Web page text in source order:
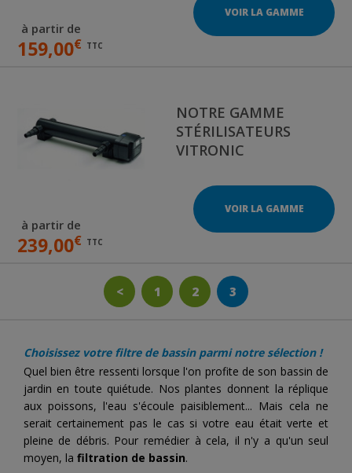
Choisissez votre filtre de bassin parmi notre sélection !
Quel bien être ressenti lorsque l'on profite de son bassin de
jardin en toute quiétude. Nos plantes donnent la réplique
aux poissons, l'eau s'écoule paisiblement... Mais cela ne
serait certainement pas le cas si votre eau était verte et
pleine de débris. Pour remédier à cela, il n'y a qu'un seul
moyen, la filtration de bassin.
à partir de
159,00€ TTC
VOIR LA GAMME
NOTRE GAMME
STÉRILISATEURS
VITRONIC
à partir de
239,00€ TTC
VOIR LA GAMME
< 1 2 3